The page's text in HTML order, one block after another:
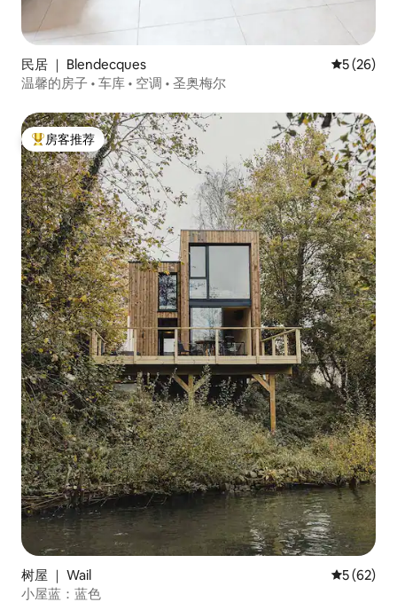
民居 ｜ Blendecques 平均评分
5 (26)
温馨的房子 • 车库 • 空调 • 圣奥梅尔
热门「房客推荐」
房客推荐
树屋 ｜ Wail 平均评分
5 (62)
小屋蓝：蓝色